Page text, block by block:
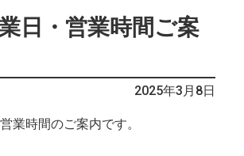
日・営業時間ご案
2025年3月8日
業時間のご案内です。